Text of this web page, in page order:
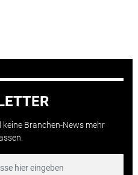
Branchen-News mehr